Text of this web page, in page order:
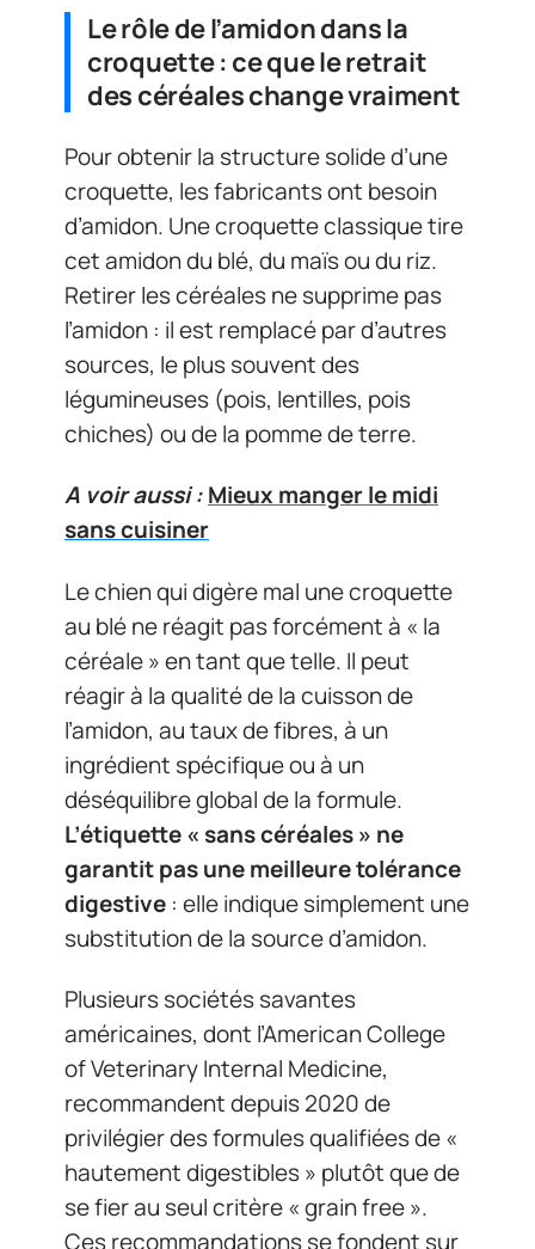
Le rôle de l’amidon dans la
croquette : ce que le retrait
des céréales change vraiment
Pour obtenir la structure solide d’une
croquette, les fabricants ont besoin
d’amidon. Une croquette classique tire
cet amidon du blé, du maïs ou du riz.
Retirer les céréales ne supprime pas
l’amidon : il est remplacé par d’autres
sources, le plus souvent des
légumineuses (pois, lentilles, pois
chiches) ou de la pomme de terre.
A voir aussi :Mieux manger le midi
sans cuisiner
Le chien qui digère mal une croquette
au blé ne réagit pas forcément à « la
céréale » en tant que telle. Il peut
réagir à la qualité de la cuisson de
l’amidon, au taux de fibres, à un
ingrédient spécifique ou à un
déséquilibre global de la formule.
L’étiquette « sans céréales » ne
garantit pas une meilleure tolérance
digestive : elle indique simplement une
substitution de la source d’amidon.
Plusieurs sociétés savantes
américaines, dont l’American College
of Veterinary Internal Medicine,
recommandent depuis 2020 de
privilégier des formules qualifiées de «
hautement digestibles » plutôt que de
se fier au seul critère « grain free ».
Ces recommandations se fondent sur